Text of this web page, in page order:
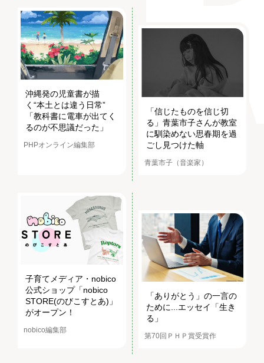
沖縄発の児童書が描
く“本土とは違う日常”
「教科書に電車が出てく
るのが不思議だった」
PHPオンライン編集部
「信じたものを信じ切
る」青葉市子さんが教室
に馴染めない思春期を過
ごし見つけた軸
青葉市子（音楽家）
子育てメディア・nobico
公式ショップ「nobico
STORE(のびこすとあ)」
がオープン！
nobico編集部
「ありがとう」の一言の
ために...エッセイ「生き
る」
第70回ＰＨＰ賞受賞作